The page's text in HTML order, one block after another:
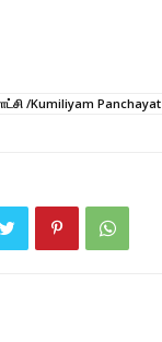
/Kumiliyam Panchayat